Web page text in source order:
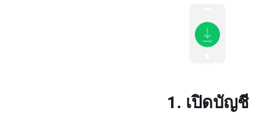
1. เปิดบัญชี